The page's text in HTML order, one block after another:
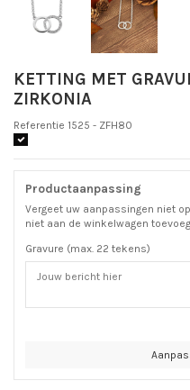
KETTING MET
ZIRKONIA
Referentie 1525 - ZFH80
Productaanpassing
Vergeet uw aanpassingen niet
niet aan de winkelwagen
Gravure (max. 22 tekens)